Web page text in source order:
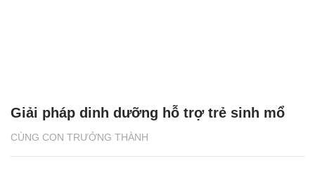
CÙNG CON TRƯỞNG THÀNH
Giải pháp dinh dưỡng hỗ trợ trẻ sinh mổ